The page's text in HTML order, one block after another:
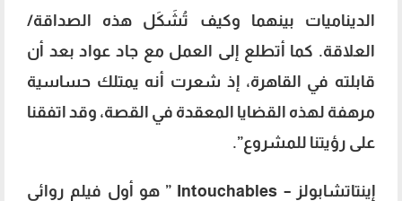
الديناميات بينهما وكيف تُشَكَل هذه الصداقة/
العلاقة. كما أتطلع إلى العمل مع جاد عواد بعد أن
قابلته في القاهرة، إذ شعرت أنه يمتلك حساسية
مرهفة لهذه القضايا المعقدة في القصة، وقد اتفقنا
على رؤيتنا للمشروع”.
إينتاتشابولز – Intouchables ” هو أول فيلم روائي